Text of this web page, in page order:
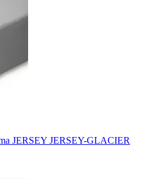
JERSEY JERSEY-GLACIER